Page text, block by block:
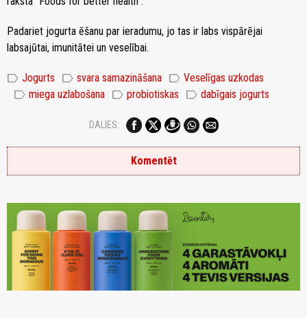
Padariet jogurta ēšanu par ieradumu, jo tas ir labs vispārējai
labsajūtai, imunitātei un veselībai.
label Jogurts label svara samazināšana label Veselīgas uzkodas
label miega uzlabošana label probiotiskas label dabīgais jogurts
DALIES:
Komentēt